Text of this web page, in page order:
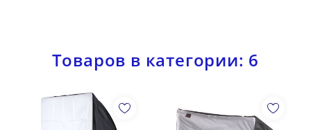
Товаров в категории: 6